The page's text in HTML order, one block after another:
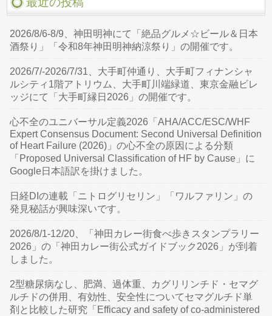
2026/8/6-8/9、神田明神にて「絶品グルメ☆ビール＆日本
酒祭り」「令和8年神田明神納涼祭り」の開催です。
2026/7/-2026/7/31、大手町仲通り、大手町フィナンシャ
ルシティ1階アトリウム、大手町川端緑道、東京金融ビレ
ッジにて「大手町縁日2026」の開催です。
心不全のユニバーサル定義2026「AHA/ACC/ESC/WHF
Expert Consensus Document: Second Universal Definition
of Heart Failure (2026)」の心不全の原因による分類
「Proposed Universal Classification of HF by Cause」に
Google日本語訳を掛けました。
日経DIの連載「ニトログリセリン」「ワルファリン」の
発見秘話が興味深いです。
2026/8/1-12/20、「神田カレー街食べ歩きスタンプラリー
2026」の「神田カレー街公式ガイドブック2026」が到着
しました。
2型糖尿病なし、肥満、過体重、カグリリンチド・セマグ
ルチドの併用、有効性、安全性についてセマグルチド単
剤と比較した研究「Efficacy and safety of co-administered